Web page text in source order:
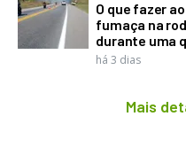
O que fazer
fumaça na
durante uma
há 3 dias
Mais